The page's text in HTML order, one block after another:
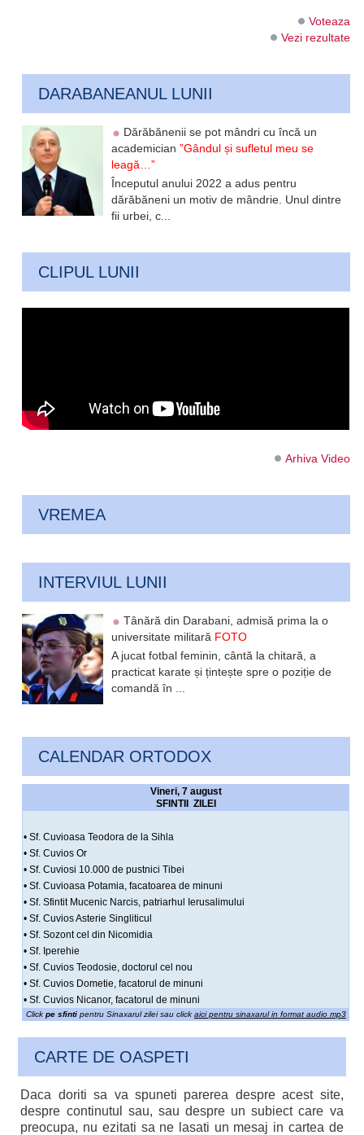
Voteaza
Vezi rezultate
DARABANEANUL LUNII
Dărăbănenii se pot mândri cu încă un
academician”Gândul și sufletul meu se
leagă…”
Începutul anului 2022 a adus pentru
dărăbăneni un motiv de mândrie. Unul dintre
fii urbei, c...
CLIPUL LUNII
Arhiva Video
VREMEA
INTERVIUL LUNII
Tânără din Darabani, admisă prima la o
universitate militară FOTO
A jucat fotbal feminin, cântă la chitară, a
practicat karate și țintește spre o poziție de
comandă în ...
CALENDAR ORTODOX
Vineri, 7 august
SFINTII ZILEI
• Sf. Cuvioasa Teodora de la Sihla
• Sf. Cuvios Or
• Sf. Cuviosi 10.000 de pustnici Tibei
• Sf. Cuvioasa Potamia, facatoarea de minuni
• Sf. Sfintit Mucenic Narcis, patriarhul Ierusalimului
• Sf. Cuvios Asterie Singliticul
• Sf. Sozont cel din Nicomidia
• Sf. Iperehie
• Sf. Cuvios Teodosie, doctorul cel nou
• Sf. Cuvios Dometie, facatorul de minuni
• Sf. Cuvios Nicanor, facatorul de minuni
Click pe sfintipentru Sinaxarul zilei sau click aici pentru sinaxarul in format audio mp3
CARTE DE OASPETI
Daca doriti sa va spuneti parerea despre acest site,
despre continutul sau, sau despre un subiect care va
preocupa, nu ezitati sa ne lasati un mesaj in cartea de